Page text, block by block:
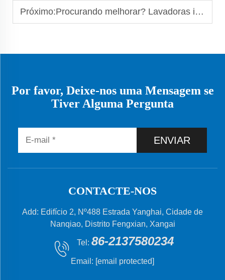
Próximo:Procurando melhorar? Lavadoras industriais oferecem ótimo desempenho
Por favor, Deixe-nos uma Mensagem se
Tiver Alguma Pergunta
ENVIAR
CONTACTE-NOS
Add: Edifício 2, Nº488 Estrada Yanghai, Cidade de
Nanqiao, Distrito Fengxian, Xangai
Tel: 86-2137580234
Email: [email protected]